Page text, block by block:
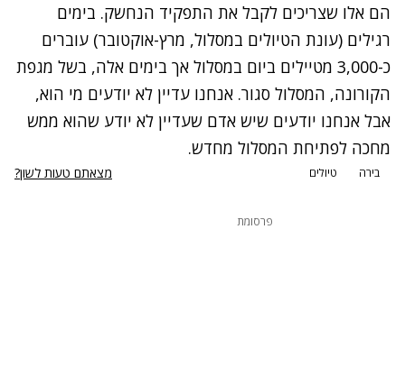
הם אלו שצריכים לקבל את התפקיד הנחשק. בימים
רגילים (עונת הטיולים במסלול, מרץ-אוקטובר) עוברים
כ-3,000 מטיילים ביום במסלול אך בימים אלה, בשל מגפת
הקורונה, המסלול סגור. אנחנו עדיין לא יודעים מי הוא,
אבל אנחנו יודעים שיש אדם שעדיין לא יודע שהוא ממש
מחכה לפתיחת המסלול מחדש.
בירה טיולים מצאתם טעות לשון?
פרסומת